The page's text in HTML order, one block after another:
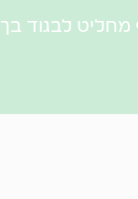
מחליט לבגוד בך